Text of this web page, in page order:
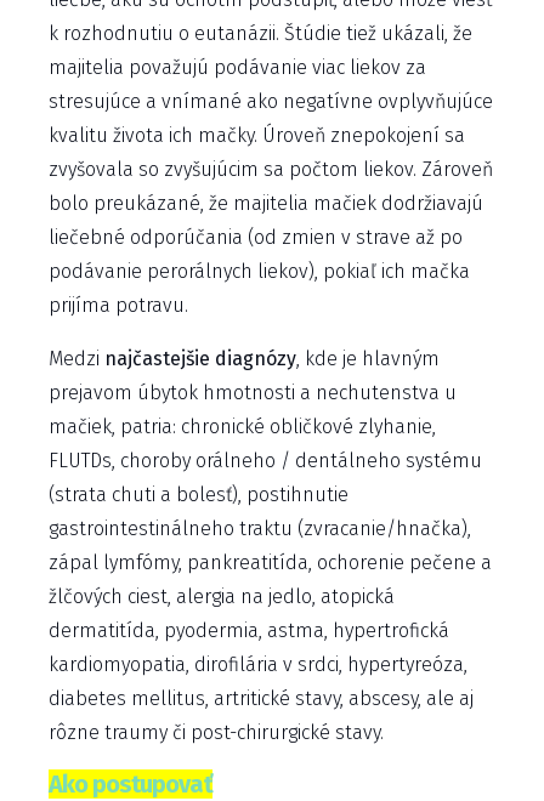
k rozhodnutiu o eutanázii. Štúdie tiež ukázali, že
majitelia považujú podávanie viac liekov za
stresujúce a vnímané ako negatívne ovplyvňujúce
kvalitu života ich mačky. Úroveň znepokojení sa
zvyšovala so zvyšujúcim sa počtom liekov. Zároveň
bolo preukázané, že majitelia mačiek dodržiavajú
liečebné odporúčania (od zmien v strave až po
podávanie perorálnych liekov), pokiaľ ich mačka
prijíma potravu.
Medzi najčastejšie diagnózy , kde je hlavným
prejavom úbytok hmotnosti a nechutenstva u
mačiek, patria: chronické obličkové zlyhanie,
FLUTDs, choroby orálneho / dentálneho systému
(strata chuti a bolesť), postihnutie
gastrointestinálneho traktu (zvracanie/hnačka),
zápal lymfómy, pankreatitída, ochorenie pečene a
žlčových ciest, alergia na jedlo, atopická
dermatitída, pyodermia, astma, hypertrofická
kardiomyopatia, dirofilária v srdci, hypertyreóza,
diabetes mellitus, artritické stavy, abscesy, ale aj
rôzne traumy či post-chirurgické stavy.
Ako postupovať